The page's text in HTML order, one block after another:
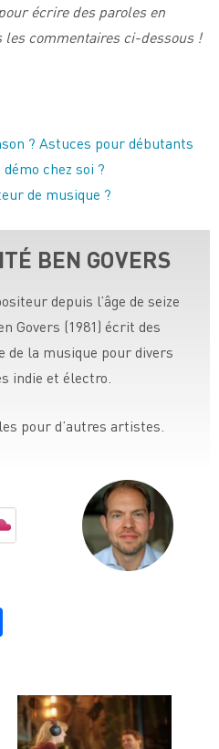
écrire des paroles en
commentaires ci-dessous !
? Astuces pour débutants
chez soi ?
de musique ?
BEN GOVERS
depuis l’âge de seize
Govers (1981) écrit des
de la musique pour divers
indie et électro.
pour d’autres artistes.